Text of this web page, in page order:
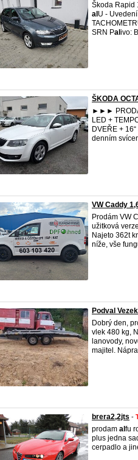
Škoda Rapid
al U -
SRN Pal ivo:
ŠKODA
►►►
LED +
DVEŘE + 16“
denním
VW Caddy
Prodám VW
užitková
Najeto 362t
níže, vše
Podval
Dobrý den,
vlek 480 kg,
lanovody,
majitel.
brera2,2jts -
prodam al fu
plus jedna
cerpadlo a